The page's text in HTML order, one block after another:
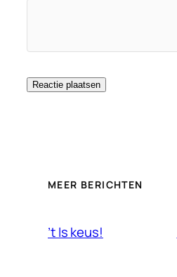
MEER BERICHTEN
’t Is keus!